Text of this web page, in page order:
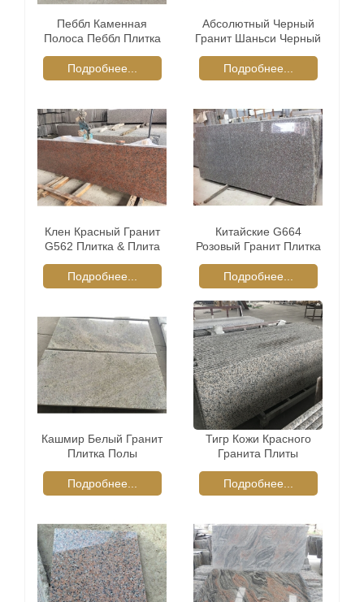
Пеббл Каменная
Полоса Пеббл Плитка
Сетки
Подробнее...
Абсолютный Черный
Гранит Шаньси Черный
Подробнее...
Клен Красный Гранит
G562 Плитка & Плита
Подробнее...
Китайские G664
Розовый Гранит Плитка
Подробнее...
Кашмир Белый Гранит
Плитка Полы
Подробнее...
Тигр Кожи Красного
Гранита Плиты
Подробнее...